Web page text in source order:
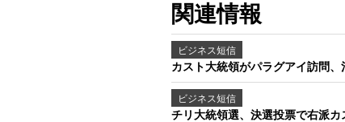
関連情報
ビジネス短信
カスト大統領がパラグアイ訪問
ビジネス短信
チリ大統領選、決選投票で右派